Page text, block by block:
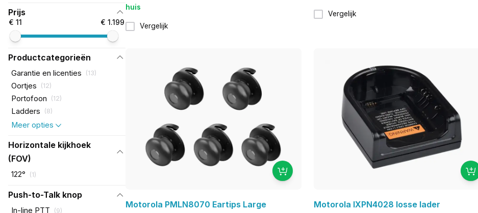
Prijs
€ 11 € 1.199
Productcategorieën
Garantie en licenties (13)
Oortjes (12)
Portofoon (12)
Ladders (8)
Meer opties
Horizontale kijkhoek
(FOV)
122° (1)
Push-to-Talk knop
In-line PTT (9)
huis
Vergelijk
Vergelijk
Motorola PMLN8070 Eartips Large Motorola IXPN4028 losse lader